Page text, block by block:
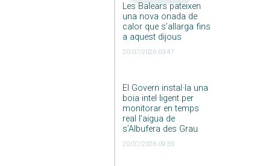
Les Balears pateixen
una nova onada de
calor que s’allarga fins
a aquest dijous
20/07/2026 03:47
El Govern instal·la una
boia intel·ligent per
monitorar en temps
real l’aigua de
s’Albufera des Grau
20/07/2026 09:33